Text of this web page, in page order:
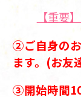
【重要
②ご自身の
ます。(お友
③開始時間